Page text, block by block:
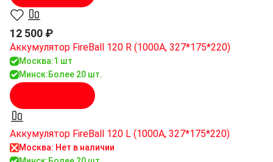
12 500 ₽
Аккумулятор FireBall 120 R (1000A, 327*175*220)
Москва:1 шт
Минск:Более 20 шт.
Аккумулятор FireBall 120 L (1000A, 327*175*220)
Москва: Нет в наличии